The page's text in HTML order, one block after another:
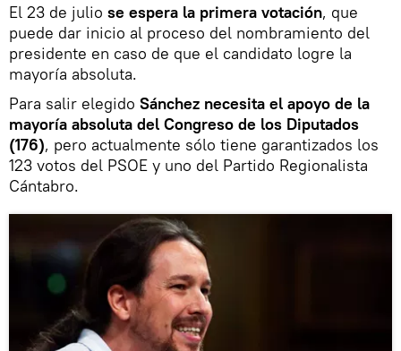
El 23 de julio se espera la primera votación, que
puede dar inicio al proceso del nombramiento del
presidente en caso de que el candidato logre la
mayoría absoluta.
Para salir elegido Sánchez necesita el apoyo de la
mayoría absoluta del Congreso de los Diputados
(176), pero actualmente sólo tiene garantizados los
123 votos del PSOE y uno del Partido Regionalista
Cántabro.